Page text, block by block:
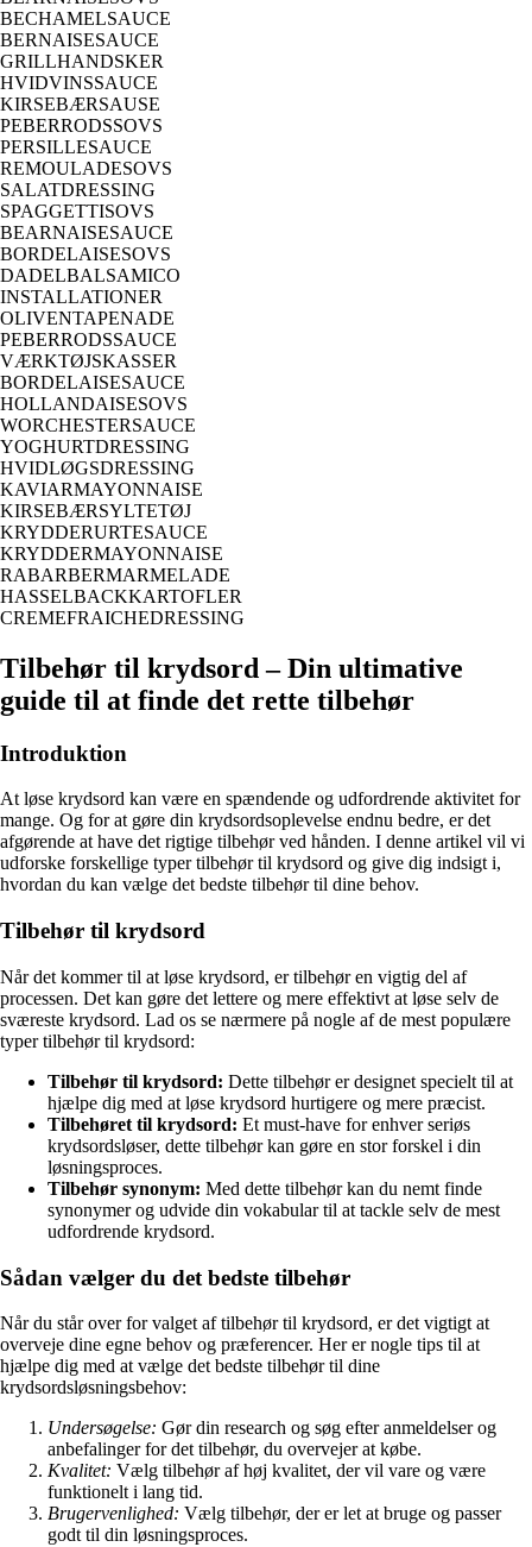
BECHAMELSAUCE
BERNAISESAUCE
GRILLHANDSKER
HVIDVINSSAUCE
KIRSEBÆRSAUSE
PEBERRODSSOVS
PERSILLESAUCE
REMOULADESOVS
SALATDRESSING
SPAGGETTISOVS
BEARNAISESAUCE
BORDELAISESOVS
DADELBALSAMICO
INSTALLATIONER
OLIVENTAPENADE
PEBERRODSSAUCE
VÆRKTØJSKASSER
BORDELAISESAUCE
HOLLANDAISESOVS
WORCHESTERSAUCE
YOGHURTDRESSING
HVIDLØGSDRESSING
KAVIARMAYONNAISE
KIRSEBÆRSYLTETØJ
KRYDDERURTESAUCE
KRYDDERMAYONNAISE
RABARBERMARMELADE
HASSELBACKKARTOFLER
CREMEFRAICHEDRESSING
Tilbehør til krydsord – Din ultimative
guide til at finde det rette tilbehør
Introduktion
At løse krydsord kan være en spændende og udfordrende aktivitet for
mange. Og for at gøre din krydsordsoplevelse endnu bedre, er det
afgørende at have det rigtige tilbehør ved hånden. I denne artikel vil vi
udforske forskellige typer tilbehør til krydsord og give dig indsigt i,
hvordan du kan vælge det bedste tilbehør til dine behov.
Tilbehør til krydsord
Når det kommer til at løse krydsord, er tilbehør en vigtig del af
processen. Det kan gøre det lettere og mere effektivt at løse selv de
sværeste krydsord. Lad os se nærmere på nogle af de mest populære
typer tilbehør til krydsord:
Tilbehør til krydsord: Dette tilbehør er designet specielt til at
hjælpe dig med at løse krydsord hurtigere og mere præcist.
Tilbehøret til krydsord: Et must-have for enhver seriøs
krydsordsløser, dette tilbehør kan gøre en stor forskel i din
løsningsproces.
Tilbehør synonym: Med dette tilbehør kan du nemt finde
synonymer og udvide din vokabular til at tackle selv de mest
udfordrende krydsord.
Sådan vælger du det bedste tilbehør
Når du står over for valget af tilbehør til krydsord, er det vigtigt at
overveje dine egne behov og præferencer. Her er nogle tips til at
hjælpe dig med at vælge det bedste tilbehør til dine
krydsordsløsningsbehov:
Undersøgelse: Gør din research og søg efter anmeldelser og
anbefalinger for det tilbehør, du overvejer at købe.
Kvalitet: Vælg tilbehør af høj kvalitet, der vil vare og være
funktionelt i lang tid.
Brugervenlighed: Vælg tilbehør, der er let at bruge og passer
godt til din løsningsproces.